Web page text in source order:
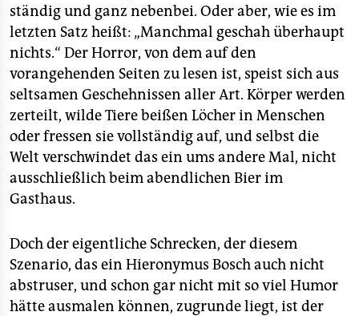
ständig und ganz nebenbei. Oder aber, wie es im
letzten Satz heißt: „Manchmal geschah überhaupt
nichts.“ Der Horror, von dem auf den
vorangehenden Seiten zu lesen ist, speist sich aus
seltsamen Geschehnissen aller Art. Körper werden
zerteilt, wilde Tiere beißen Löcher in Menschen
oder fressen sie vollständig auf, und selbst die
Welt verschwindet das ein ums andere Mal, nicht
ausschließlich beim abendlichen Bier im
Gasthaus.
Doch der eigentliche Schrecken, der diesem
Szenario, das ein Hieronymus Bosch auch nicht
abstruser, und schon gar nicht mit so viel Humor
hätte ausmalen können, zugrunde liegt, ist der